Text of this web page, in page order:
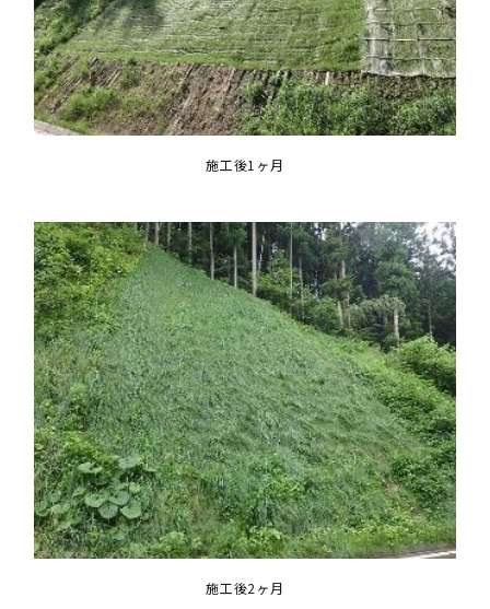
施工後1ヶ月
施工後2ヶ月